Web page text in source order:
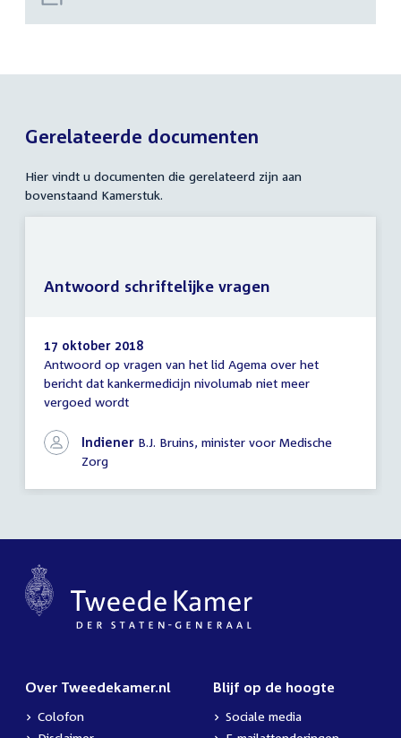
Gerelateerde documenten
Hier vindt u documenten die gerelateerd zijn aan
bovenstaand Kamerstuk.
Antwoord
schriftelijke
vragen
17 oktober 2018
Antwoord op vragen van het lid Agema over het
bericht dat kankermedicijn nivolumab niet meer
vergoed wordt
Indiener B.J. Bruins, minister voor Medische
Zorg
Antwoord schriftelijke vragen
Over Tweedekamer.nl
Colofon
Blijf op de hoogte
Sociale media